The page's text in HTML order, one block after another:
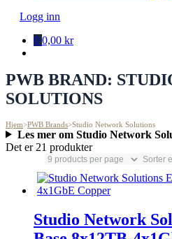
Logg inn
0 0,00 kr
PWB BRAND:
SOLUTIONS
Hjem>PWB Brands>Studio Network Solutions
Les mer om Studio Network
Det er 21 produkter
Studio Network